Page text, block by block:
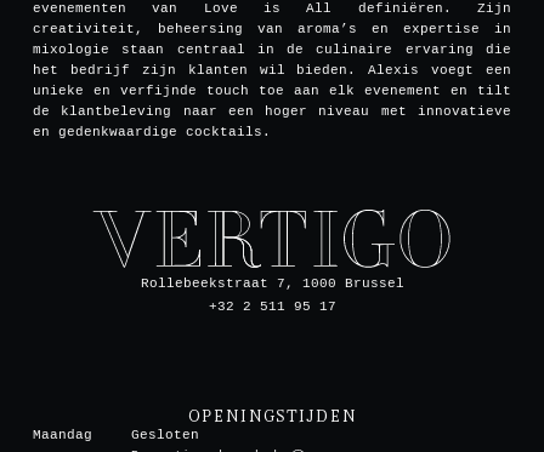
evenementen van Love is All definiëren. Zijn
creativiteit, beheersing van aroma’s en expertise in
mixologie staan centraal in de culinaire ervaring die
het bedrijf zijn klanten wil bieden. Alexis voegt een
unieke en verfijnde touch toe aan elk evenement en tilt
de klantbeleving naar een hoger niveau met innovatieve
en gedenkwaardige cocktails.
Rollebeekstraat 7, 1000 Brussel
+32 2 511 95 17
OPENINGSTIJDEN
Maandag
Gesloten